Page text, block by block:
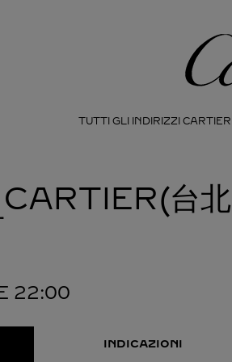
Cartier
TUTTI GLI INDIRIZZI CARTIER
台北
22:00
INDICAZIONI